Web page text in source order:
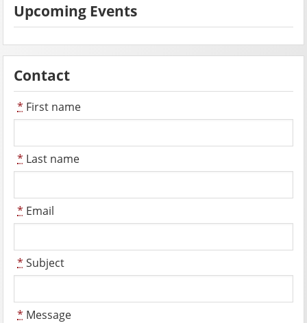
Upcoming Events
Contact
* First name
* Last name
* Email
* Subject
* Message